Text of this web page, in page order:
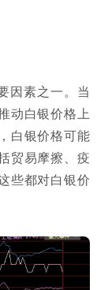
因素之一。当
动白银价格上
白银价格可能
贸易摩擦、疫
些都对白银价